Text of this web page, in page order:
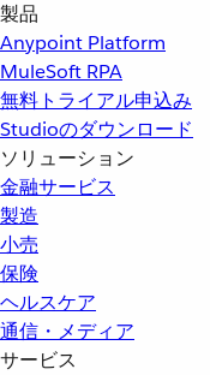
製品
Anypoint Platform
MuleSoft RPA
無料トライアル申込み
Studioのダウンロード
ソリューション
金融サービス
製造
小売
保険
ヘルスケア
通信・メディア
サービス